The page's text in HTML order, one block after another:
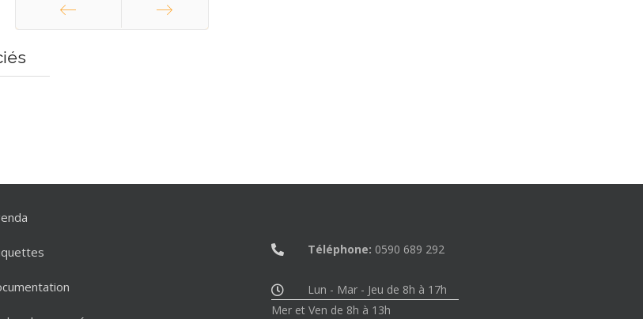
Téléphone: 0590 689 292
Lun - Mar - Jeu de 8h à 17h
Mer et Ven de 8h à 13h